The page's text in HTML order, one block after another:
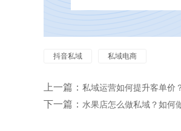
抖音私域 私域电商
上一篇： 私域运营如何提升客单价
下一篇： 水果店怎么做私域？如何